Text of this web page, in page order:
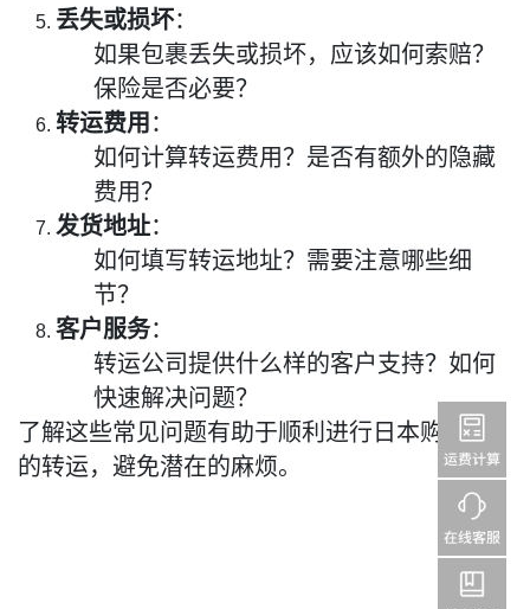
丢失或损坏：
如果包裹丢失或损坏，应该如何索赔？
保险是否必要？
转运费用 ：
如何计算转运费用？是否有额外的隐藏
费用？
发货地址：
如何填写转运地址？需要注意哪些细
节？
客户服务：
转运公司提供什么样的客户支持？如何
快速解决问题？
了解这些常见问题有助于顺利进行日本购物后
的转运，避免潜在的麻烦。